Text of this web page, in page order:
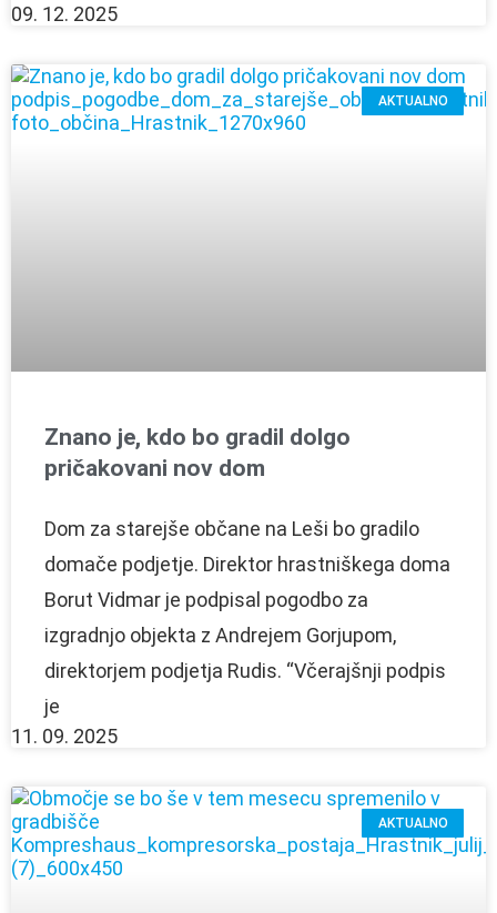
09. 12. 2025
AKTUALNO
Znano je, kdo bo gradil dolgo
pričakovani nov dom
Dom za starejše občane na Leši bo gradilo
domače podjetje. Direktor hrastniškega doma
Borut Vidmar je podpisal pogodbo za
izgradnjo objekta z Andrejem Gorjupom,
direktorjem podjetja Rudis. “Včerajšnji podpis
je
11. 09. 2025
AKTUALNO